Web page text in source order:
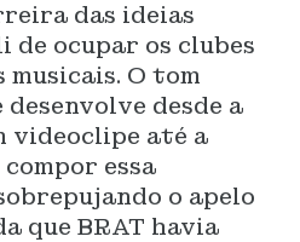
das ideias
de ocupar os clubes
musicais. O tom
desenvolve desde a
videoclipe até a
essa
o apelo
que BRAT havia